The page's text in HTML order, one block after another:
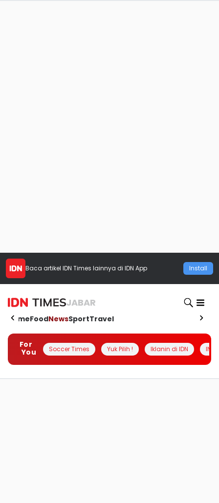
Baca artikel IDN Times lainnya di IDN App Install
JABAR
HomeFoodNewsSportTravel
For
You
Soccer Times Yuk Pilih ! Iklanin di IDN